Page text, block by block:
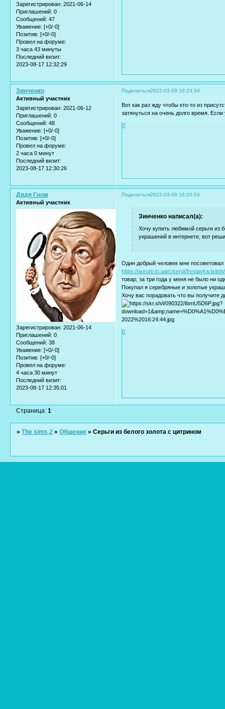
Зарегистрирован: 2021-06-14
Приглашений: 0
Сообщений: 47
Уважение: [+0/-0]
Позитив: [+0/-0]
Провел на форуме:
3 часа 43 минуты
Последний визит:
2023-08-17 12:32:29
Поделиться2022-03-09 16:23:34
Зинченко
Активный участник
Зарегистрирован: 2021-06-12
Приглашений: 0
Сообщений: 48
Уважение: [+0/-0]
Позитив: [+0/-0]
Провел на форуме:
2 часа 0 минут
Последний визит:
2023-08-17 12:30:26
Вот как раз жду чтобы кто-то из
затянуться на очень долго время.
0
Поделиться2022-03-09 16:25:04
Дядя Гном
Активный участник
Зарегистрирован: 2021-06-14
Приглашений: 0
Сообщений: 38
Уважение: [+0/-0]
Позитив: [+0/-0]
Провел на форуме:
4 часа 30 минут
Последний визит:
2023-08-17 12:35:01
Зинченко написал(а):
Хочу купить любимой серьги из
украшений в интернете, вот
Один добрый человек мне посоветовал
https://aurum.in.ua/c/sergi/f/vstavka:tsitrin/
товар, за три года у меня не было ни
Покупал я серебряные и золотые
Хочу вас порадовать что вы получите
0
Страница:1
»The sims 2 »Общение »Серьги из белого золота с цитрином